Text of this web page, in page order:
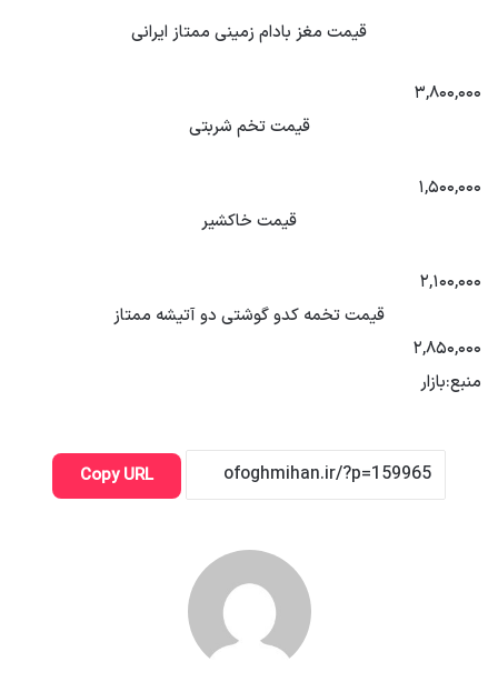
قیمت مغز بادام زمینی ممتاز ایرانی
۳,۸۰۰,۰۰۰
قیمت تخم شربتی
۱,۵۰۰,۰۰۰
قیمت خاکشیر
۲,۱۰۰,۰۰۰
قیمت تخمه کدو گوشتی دو آتیشه ممتاز
۲,۸۵۰,۰۰۰
منبع:بازار
Copy URL